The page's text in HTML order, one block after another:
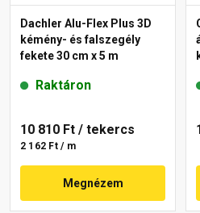
Dachler Alu-Flex Plus 3D
kémény- és falszegély
fekete 30 cm x 5 m
Raktáron
10 810 Ft / tekercs
2 162 Ft / m
Megnézem